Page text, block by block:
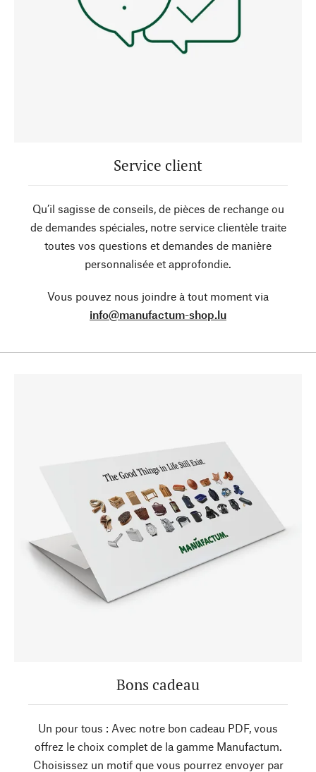
Service client
Qu’il sagisse de conseils, de pièces de rechange ou
de demandes spéciales, notre service clientèle traite
toutes vos questions et demandes de manière
personnalisée et approfondie.
Vous pouvez nous joindre à tout moment via
info@manufactum-shop.lu
Bons cadeau
Un pour tous : Avec notre bon cadeau PDF, vous
offrez le choix complet de la gamme Manufactum.
Choisissez un motif que vous pourrez envoyer par